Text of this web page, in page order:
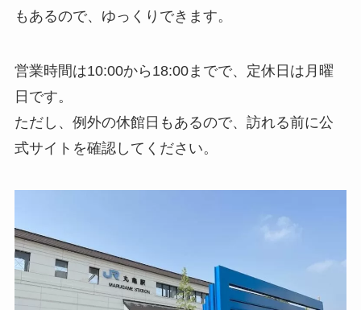
もあるので、ゆっくりできます。
営業時間は10:00から18:00までで、定休日は月曜
日です。
ただし、例外の休館日もあるので、訪れる前に公
式サイトを確認してください。